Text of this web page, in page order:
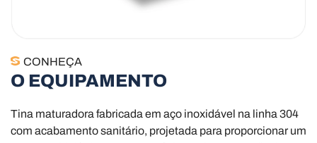
CONHEÇA
O EQUIPAMENTO
Tina maturadora fabricada em aço inoxidável na linha 304
com acabamento sanitário, projetada para proporcionar um